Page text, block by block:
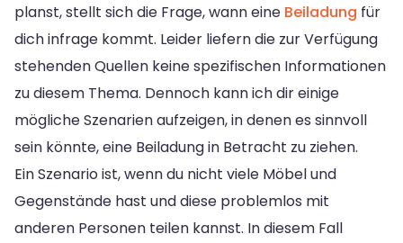
planst, stellt sich die Frage, wann eine Beiladung für
dich infrage kommt. Leider liefern die zur Verfügung
stehenden Quellen keine spezifischen Informationen
zu diesem Thema. Dennoch kann ich dir einige
mögliche Szenarien aufzeigen, in denen es sinnvoll
sein könnte, eine Beiladung in Betracht zu ziehen.
Ein Szenario ist, wenn du nicht viele Möbel und
Gegenstände hast und diese problemlos mit
anderen Personen teilen kannst. In diesem Fall